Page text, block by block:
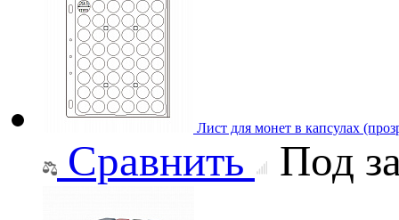
Лист для монет в капсулах
Сравнить Под